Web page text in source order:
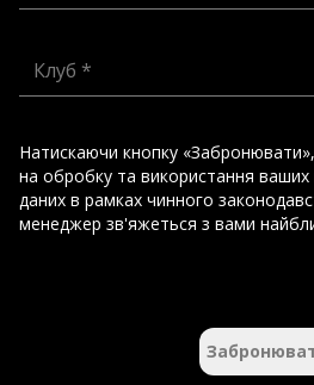
Клуб *
Натискаючи кнопку
на обробку та використання ваших
даних в рамках чинного
менеджер зв'яжеться з вами